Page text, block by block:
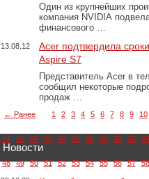
Один из крупнейших
компания NVIDIA
финансового …
13.08.12
Acer подтвердила
Aspire S7
Представитель Acer в
сообщил некоторые
продаж …
← Ранее 1 2 3 4 5 6 7 8 9 10
24 25 26 27 28 29 30 31 32 33 34
48 49 50 51 52 53 54 55 56 57 58
Новости